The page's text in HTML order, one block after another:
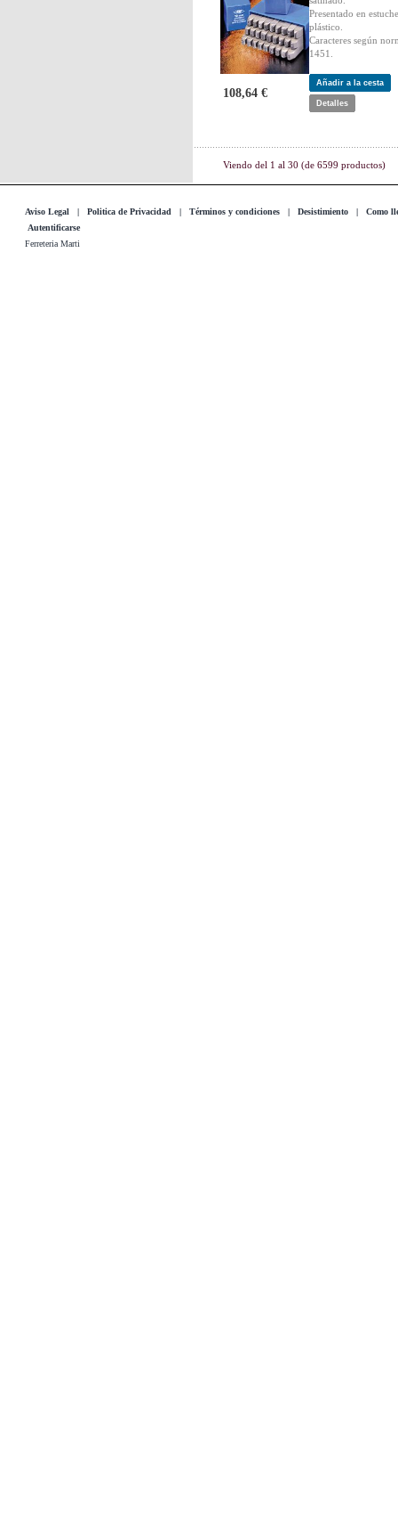
Presentado en
plástico.
Caracteres según
1451.
108,64 €
Añadir a la cesta
Detalles
Viendo del 1 al 30 (de 6599 productos)
Aviso Legal | Politica de Privacidad | Términos y condiciones | Desistimiento | Como
Autentificarse
Ferreteria Marti